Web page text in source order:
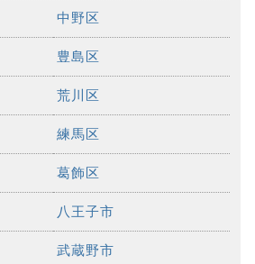
中野区
豊島区
荒川区
練馬区
葛飾区
八王子市
武蔵野市